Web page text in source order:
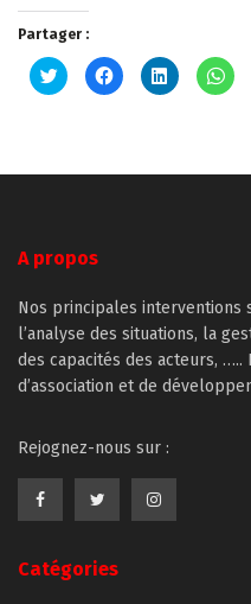
Partager :
Cliquez
pour
partager
nouvelle
Cliquez
pour
partager
nouvelle
Cliquez
pour
partager
nouvelle
pour
A propos
Nos principales interventions
l’analyse des situations, la
des capacités des acteurs, …..
d’association et de
Rejognez-nous sur :
Catégories